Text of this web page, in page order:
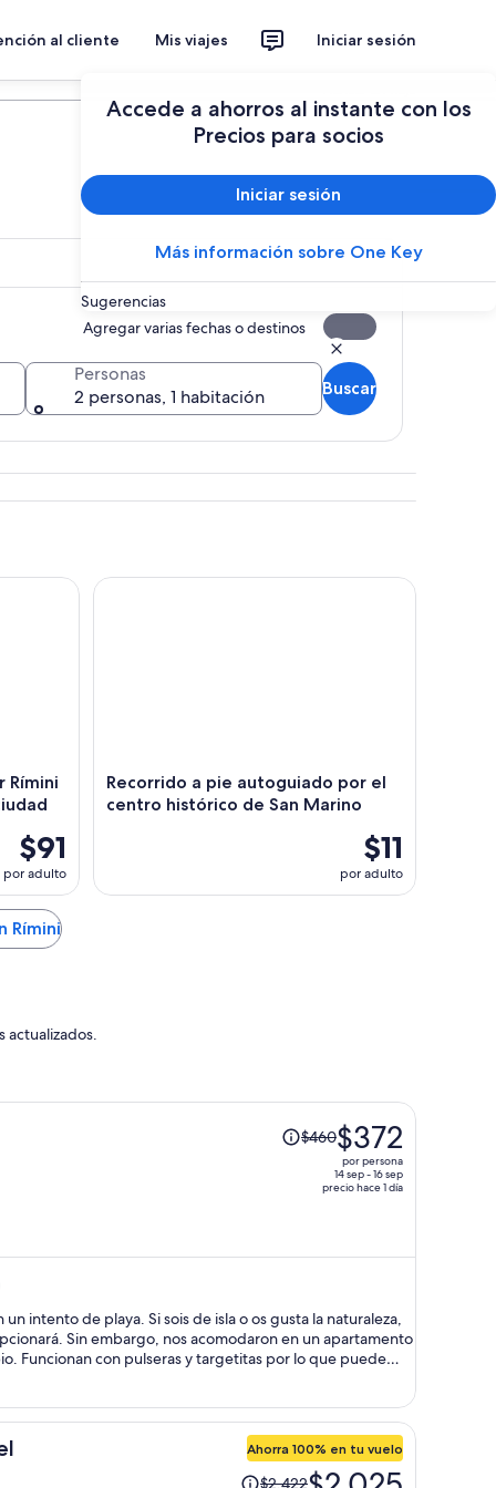
al cliente Mis viajes Iniciar sesión
Accede a ahorros al instante con los
Precios para socios
Iniciar sesión
Más información sobre One Key
Sugerencias
Agregar varias fechas o destinos
Personas
2 personas, 1 habitación
Buscar
Rímini
$91
por adulto
y puntos destacados de la ciudad
Recorrido a pie autoguiado por el
centro histórico de San Marino
$11
por adulto
Recorrido a pie autoguiado por el centro
Rímini
actualizados.
El
precio
ahora
de
$372
por
$460$372
por persona
14 sep - 16 sep
precio hace 1 día
intento de playa. Si sois de isla o os gusta la naturaleza,
Sin embargo, nos acomodaron en un apartamento
Funcionan con pulseras y targetitas por lo que puede
joven y muy amable.
Ahorra 100% en tu vuelo
El $2,422